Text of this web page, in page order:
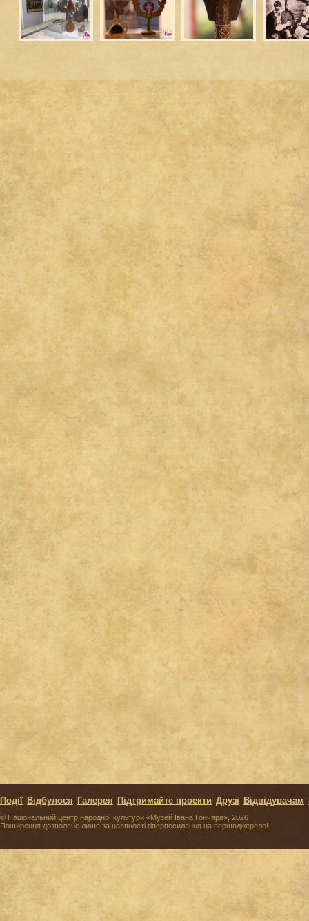
© Національний центр народної культури «Музей Івана Гончара», 2026
Поширення дозволене лише за наявності гіперпосилання на першоджерело!
Події Відбулося Галерея Підтримайте проекти Друзі Відвідувачам